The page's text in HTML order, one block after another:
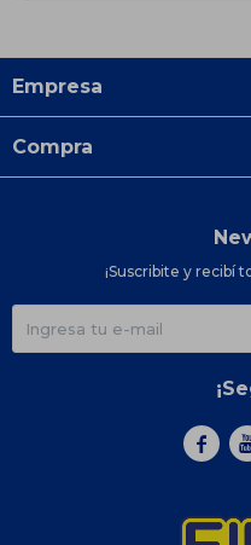
Empresa
Compra
¡Suscribite y recibí
